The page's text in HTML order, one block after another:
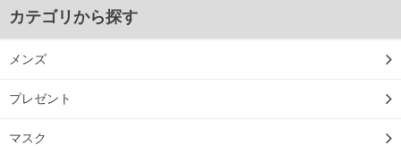
カテゴリから探す
メンズ
プレゼント
マスク